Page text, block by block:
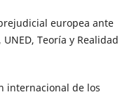
prejudicial europea ante
Teoría y Realidad
internacional de los